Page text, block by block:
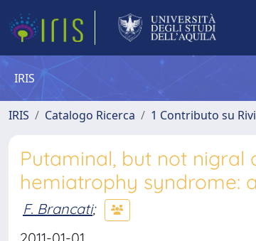
IRIS
IRIS Catalogo Ricerca 1 Contributo su
Putaminal, but not nigral
hemiatrophy syndrome:
F. Brancati;